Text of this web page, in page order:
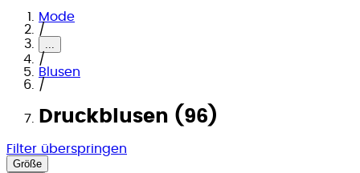
Mode
/
...
/
Blusen
/
Druckblusen (96)
Filter überspringen
Größe